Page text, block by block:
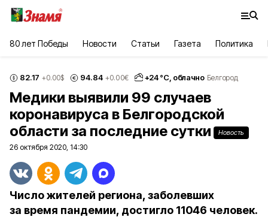
80 лет Победы Новости Статьи Газета Политика
82.17 +0.00$ 94.84 +0.00€ +24°С, облачно Белгород
Медики выявили 99 случаев
коронавируса в Белгородской
области за последние сутки
Новость
26 октября 2020, 14:30
Число жителей региона, заболевших
за время пандемии, достигло 11046 человек.